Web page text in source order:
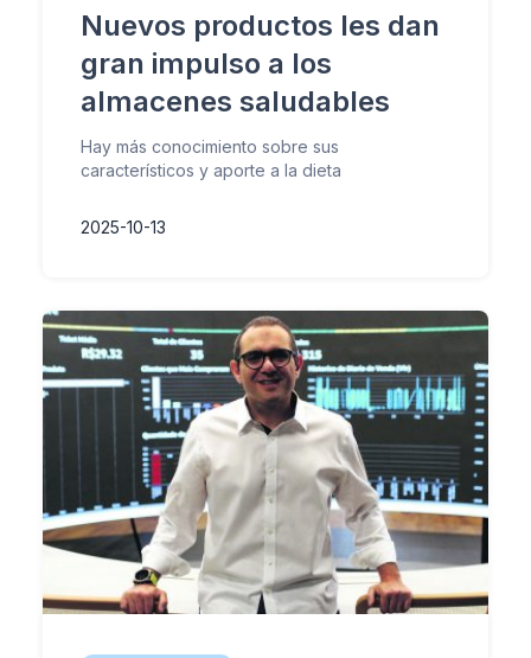
Nuevos productos les dan
gran impulso a los
almacenes saludables
Hay más conocimiento sobre sus
característicos y aporte a la dieta
2025-10-13